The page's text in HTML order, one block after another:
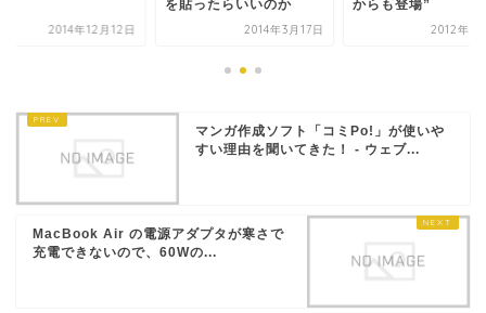
2014年12月12日
を貼ったらいいのか
2014年3月17日
からも登場”
2012年10
マンガ作成ソフト「コミPo!」が使いや
すい理由を聞いてきた！ - ウェブ...
MacBook Air の電源アダプタが寒さで
充電できないので、60Wの...